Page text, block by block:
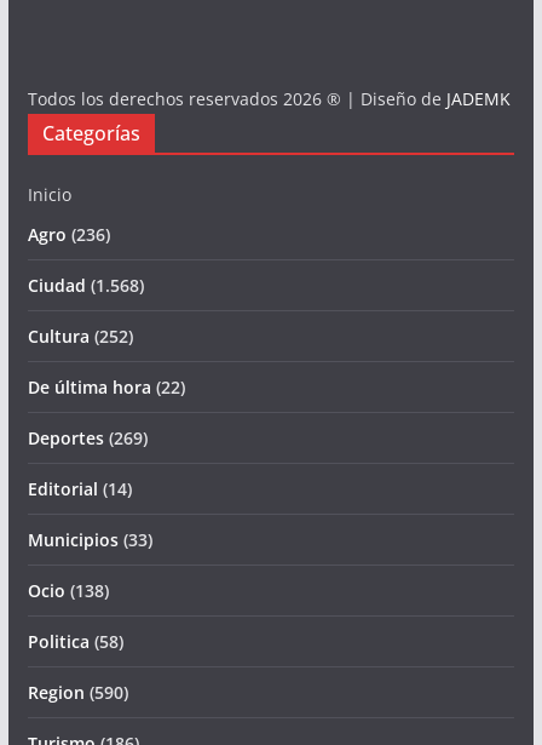
Todos los derechos reservados 2026 ® | Diseño de JADEMK
Categorías
Inicio
Agro (236)
Ciudad (1.568)
Cultura (252)
De última hora (22)
Deportes(269)
Editorial (14)
Municipios(33)
Ocio (138)
Politica (58)
Region (590)